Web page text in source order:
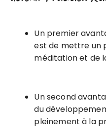
Un premier
est de mettre un
méditation et de
Un second
du
pleinement à la